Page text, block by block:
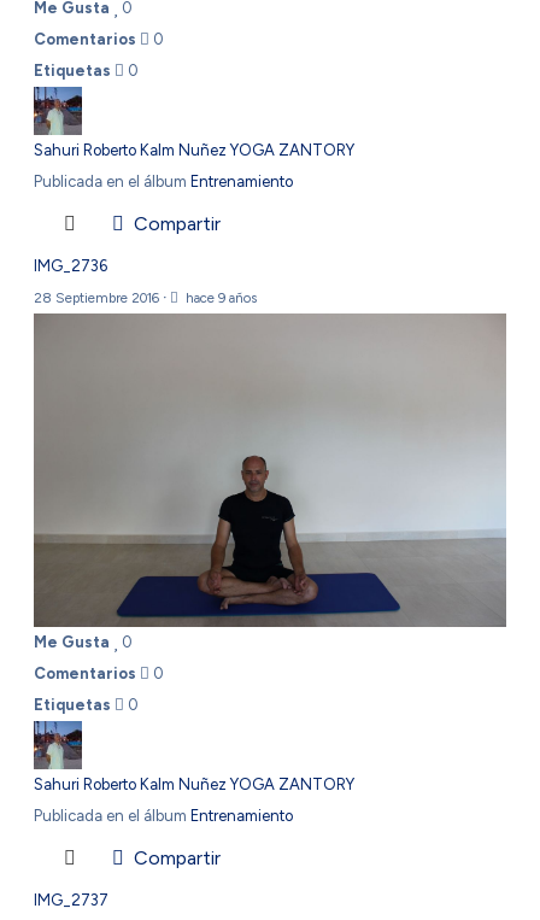
Me Gusta
0
Comentarios
0
Etiquetas
0
Sahuri Roberto Kalm Nuñez YOGA ZANTORY
Publicada en el álbum Entrenamiento
Compartir
IMG_2736
28 Septiembre 2016 · hace 9 años
Me Gusta
0
Comentarios
0
Etiquetas
0
Sahuri Roberto Kalm Nuñez YOGA ZANTORY
Publicada en el álbum Entrenamiento
Compartir
IMG_2737